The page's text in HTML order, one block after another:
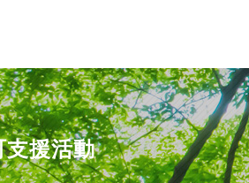
支援活動